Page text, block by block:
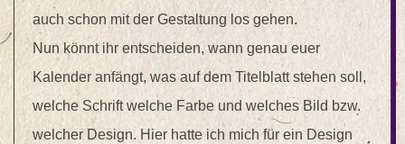
auch schon mit der Gestaltung los gehen.
Nun könnt ihr entscheiden, wann genau euer
Kalender anfängt, was auf dem Titelblatt stehen soll,
welche Schrift welche Farbe und welches Bild bzw.
welcher Design. Hier hatte ich mich für ein Design